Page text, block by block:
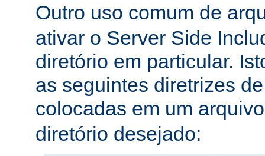
Outro uso comum de
ativar o Server Side
diretório em particular.
as seguintes diretrizes
colocadas em um
diretório desejado: